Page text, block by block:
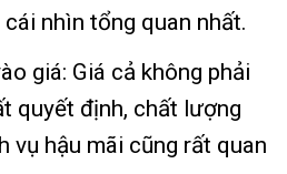
nhìn tổng quan nhất.
giá: Giá cả không phải
quyết định, chất lượng
vụ hậu mãi cũng rất quan